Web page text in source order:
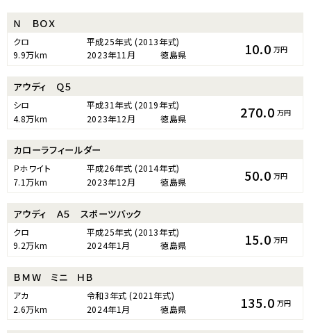
Ｎ ＢＯＸ
クロ 平成25年式 (2013年式)
9.9万km
2023年11月 徳島県 10.0 万円
アウディ Ｑ５
シロ 平成31年式 (2019年式)
4.8万km
2023年12月 徳島県 270.0 万円
カローラフィールダー
Ｐホワイト 平成26年式 (2014年式)
7.1万km
2023年12月 徳島県 50.0 万円
アウディ Ａ５ スポーツバック
クロ 平成25年式 (2013年式)
9.2万km
2024年1月 徳島県 15.0 万円
ＢＭＷ ミニ ＨＢ
アカ 令和3年式 (2021年式)
2.6万km
2024年1月 徳島県 135.0 万円